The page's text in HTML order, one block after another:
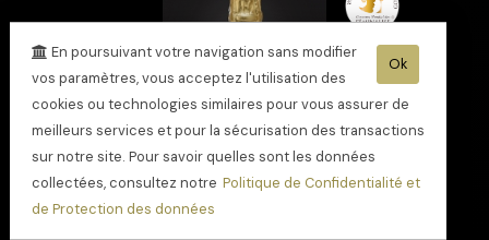
Ok
En poursuivant votre navigation sans modifier
vos paramètres, vous acceptez l'utilisation des
cookies ou technologies similaires pour vous assurer de
meilleurs services et pour la sécurisation des transactions
sur notre site. Pour savoir quelles sont les données
collectées, consultez notre Politique de Confidentialité et
de Protection des données